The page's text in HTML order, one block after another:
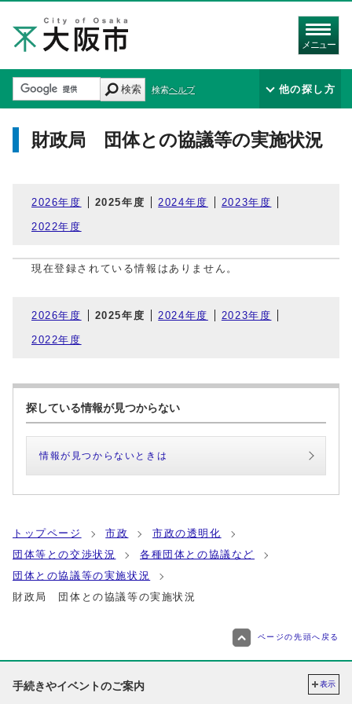
メニュー
検索 検索ヘルプ 他の探し方
財政局 団体との協議等の実施状況
2026年度 2025年度 2024年度 2023年度
2022年度
現在登録されている情報はありません。
2026年度 2025年度 2024年度 2023年度
2022年度
探している情報が見つからない
情報が見つからないときは
トップページ 市政
市政の透明化
団体等との交渉状況
各種団体との協議など
団体との協議等の実施状況
財政局 団体との協議等の実施状況
ページの先頭へ戻る
手続きやイベントのご案内 表示